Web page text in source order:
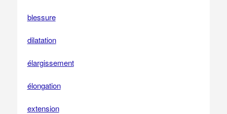
blessure
dilatation
élargissement
élongation
extension